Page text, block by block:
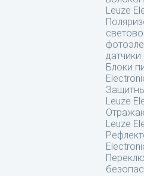
Leuze
Блоки
Leuze
Leuze